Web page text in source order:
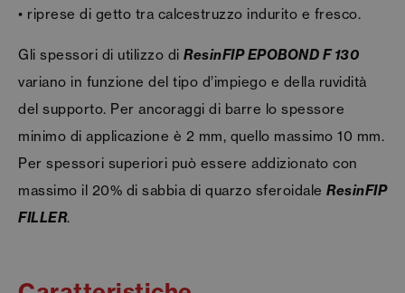
• riprese di getto tra calcestruzzo indurito e fresco.
Gli spessori di utilizzo di ResinFIP EPOBOND F 130
variano in funzione del tipo d’impiego e della ruvidità
del supporto. Per ancoraggi di barre lo spessore
minimo di applicazione è 2 mm, quello massimo 10 mm.
Per spessori superiori può essere addizionato con
massimo il 20% di sabbia di quarzo sferoidale ResinFIP
FILLER.